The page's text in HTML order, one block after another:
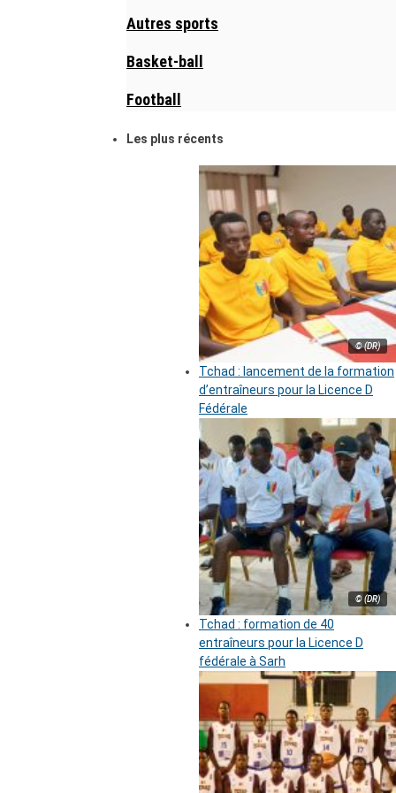
Autres sports
Basket-ball
Football
Les plus récents
© (DR)
Tchad : lancement de la formation
d’entraîneurs pour la Licence D
Fédérale
© (DR)
Tchad : formation de 40
entraîneurs pour la Licence D
fédérale à Sarh